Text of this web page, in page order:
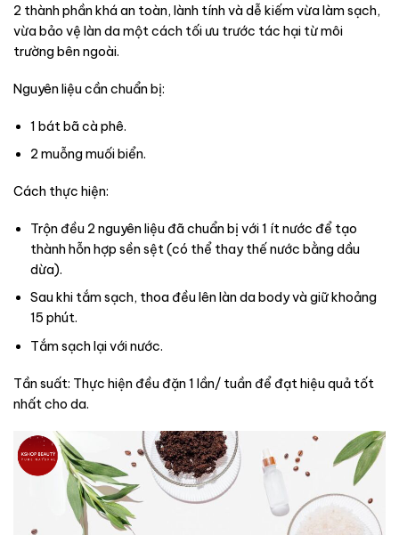
2 thành phần khá an toàn, lành tính và dễ kiếm vừa làm sạch,
vừa bảo vệ làn da một cách tối ưu trước tác hại từ môi
trường bên ngoài.
Nguyên liệu cần chuẩn bị:
1 bát bã cà phê.
2 muỗng muối biển.
Cách thực hiện:
Trộn đều 2 nguyên liệu đã chuẩn bị với 1 ít nước để tạo
thành hỗn hợp sền sệt (có thể thay thế nước bằng dầu
dừa).
Sau khi tắm sạch, thoa đều lên làn da body và giữ khoảng
15 phút.
Tắm sạch lại với nước.
Tần suất: Thực hiện đều đặn 1 lần/ tuần để đạt hiệu quả tốt
nhất cho da.